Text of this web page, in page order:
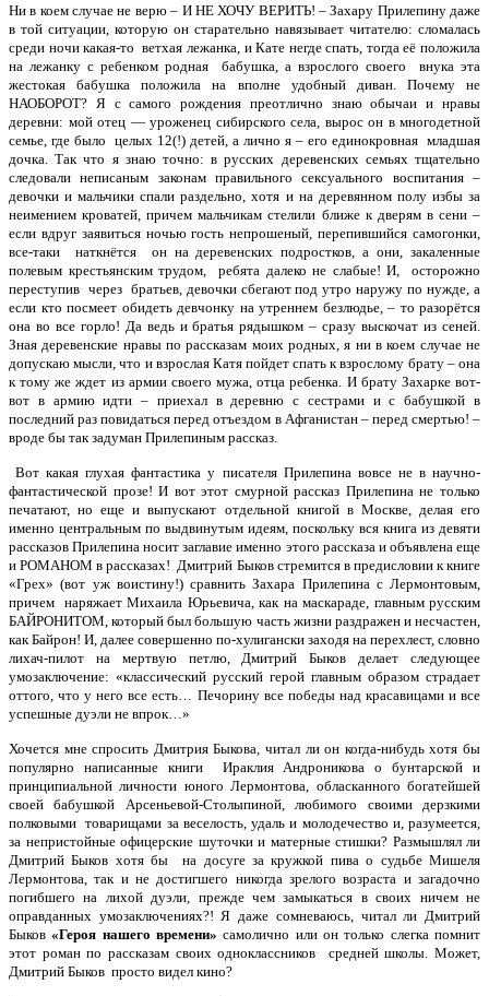
Ни в коем случае не верю – И НЕ ХОЧУ ВЕРИТЬ! – Захару Прилепину даже
в той ситуации, которую он старательно навязывает читателю: сломалась
среди ночи какая-то ветхая лежанка, и Кате негде спать, тогда её положила
на лежанку с ребенком родная бабушка, а взрослого своего внука эта
жестокая бабушка положила на вполне удобный диван. Почему не
НАОБОРОТ? Я с самого рождения преотлично знаю обычаи и нравы
деревни: мой отец — уроженец сибирского села, вырос он в многодетной
семье, где было целых 12(!) детей, а лично я – его единокровная младшая
дочка. Так что я знаю точно: в русских деревенских семьях тщательно
следовали неписаным законам правильного сексуального воспитания –
девочки и мальчики спали раздельно, хотя и на деревянном полу избы за
неимением кроватей, причем мальчикам стелили ближе к дверям в сени –
если вдруг заявиться ночью гость непрошеный, перепившийся самогонки,
все-таки наткнётся он на деревенских подростков, а они, закаленные
полевым крестьянским трудом, ребята далеко не слабые! И, осторожно
переступив через братьев, девочки сбегают под утро наружу по нужде, а
если кто посмеет обидеть девчонку на утреннем безлюдье, – то разорётся
она во все горло! Да ведь и братья рядышком – сразу выскочат из сеней.
Зная деревенские нравы по рассказам моих родных, я ни в коем случае не
допускаю мысли, что и взрослая Катя пойдет спать к взрослому брату – она
к тому же ждет из армии своего мужа, отца ребенка. И брату Захарке вот-
вот в армию идти – приехал в деревню с сестрами и с бабушкой в
последний раз повидаться перед отъездом в Афганистан – перед смертью! –
вроде бы так задуман Прилепиным рассказ.
Вот какая глухая фантастика у писателя Прилепина вовсе не в научно-
фантастической прозе! И вот этот смурной рассказ Прилепина не только
печатают, но еще и выпускают отдельной книгой в Москве, делая его
именно центральным по выдвинутым идеям, поскольку вся книга из девяти
рассказов Прилепина носит заглавие именно этого рассказа и объявлена еще
и РОМАНОМ в рассказах! Дмитрий Быков стремится в предисловии к книге
«Грех» (вот уж воистину!) сравнить Захара Прилепина с Лермонтовым,
причем наряжает Михаила Юрьевича, как на маскараде, главным русским
БАЙРОНИТОМ, который был большую часть жизни раздражен и несчастен,
как Байрон! И, далее совершенно по-хулигански заходя на перехлест, словно
лихач-пилот на мертвую петлю, Дмитрий Быков делает следующее
умозаключение: «классический русский герой главным образом страдает
оттого, что у него все есть… Печорину все победы над красавицами и все
успешные дуэли не впрок…»
Хочется мне спросить Дмитрия Быкова, читал ли он когда-нибудь хотя бы
популярно написанные книги Ираклия Андроникова о бунтарской и
принципиальной личности юного Лермонтова, обласканного богатейшей
своей бабушкой Арсеньевой-Столыпиной, любимого своими дерзкими
полковыми товарищами за веселость, удаль и молодечество и, разумеется,
за непристойные офицерские шуточки и матерные стишки? Размышлял ли
Дмитрий Быков хотя бы на досуге за кружкой пива о судьбе Мишеля
Лермонтова, так и не достигшего никогда зрелого возраста и загадочно
погибшего на лихой дуэли, прежде чем замыкаться в своих ничем не
оправданных умозаключениях?! Я даже сомневаюсь, читал ли Дмитрий
Быков«Героя нашего времени» самолично или он только слегка помнит
этот роман по рассказам своих одноклассников средней школы. Может,
Дмитрий Быков просто видел кино?